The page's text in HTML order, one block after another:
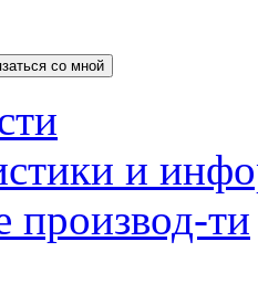
со мной
и
производ-ти